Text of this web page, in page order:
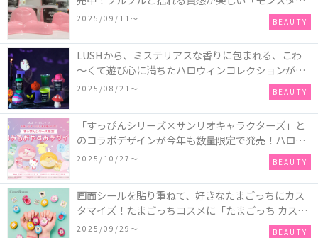
オクトパス」や定番の「ゴースティー」「パンキン
2025/09/11〜 BEAUTY
LUSHから、ミステリアスな香りに包まれる、こわ
～くて遊び心に満ちたハロウィンコレクションが新
発売！頭と胴体に分かれたバスアイテムを組み合わ
せてキャラクターを完成させる新作「モンスター・
マッシュアップ」シリーズなど♪
2025/08/21〜 BEAUTY
「すっぴんシリーズ×サンリオキャラクターズ」と
のコラボデザインが今年も数量限定で発売！ハロー
キティ、ポムポムプリン、ポチャッコ、ハンギョド
2025/10/27〜 BEAUTY
画面シールを貼り重ねて、好きなたまごっちにカス
タマイズ！たまごっちコスメに「たまごっち カスタ
ム!!リップ＆チーク」が新登場
2025/09/29〜 BEAUTY